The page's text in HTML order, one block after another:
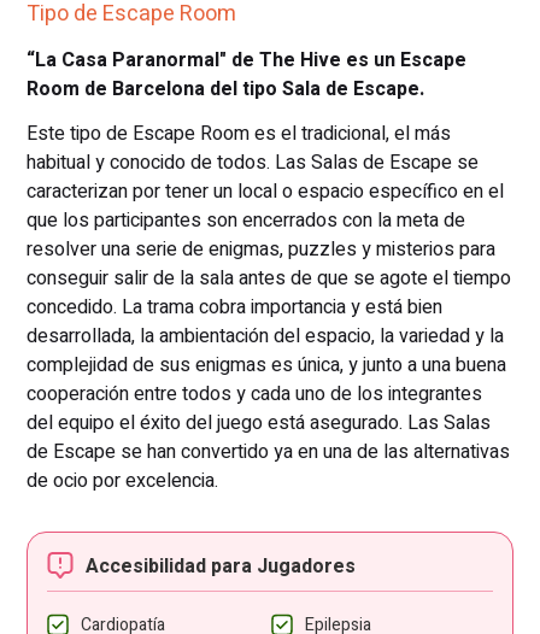
Tipo de Escape Room
“La Casa Paranormal" de The Hive es un Escape
Room de Barcelona del tipo Sala de Escape.
Este tipo de Escape Room es el tradicional, el más
habitual y conocido de todos. Las Salas de Escape se
caracterizan por tener un local o espacio específico en el
que los participantes son encerrados con la meta de
resolver una serie de enigmas, puzzles y misterios para
conseguir salir de la sala antes de que se agote el tiempo
concedido. La trama cobra importancia y está bien
desarrollada, la ambientación del espacio, la variedad y la
complejidad de sus enigmas es única, y junto a una buena
cooperación entre todos y cada uno de los integrantes
del equipo el éxito del juego está asegurado. Las Salas
de Escape se han convertido ya en una de las alternativas
de ocio por excelencia.
Accesibilidad para Jugadores
Cardiopatía Epilepsia